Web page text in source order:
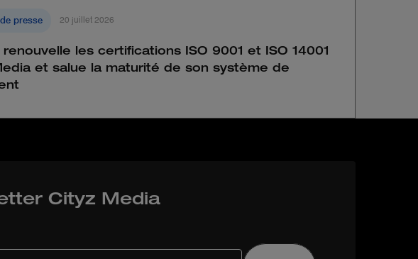
presse 20 juillet 2026
renouvelle les certifications ISO 9001 et ISO 14001
et salue la maturité de son système de
Cityz Media